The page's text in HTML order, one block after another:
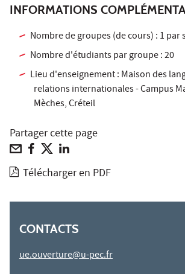
INFORMATIONS
Nombre de groupes (de cours) : 1 par
Nombre d'étudiants par groupe : 20
Lieu d'enseignement : Maison des
relations internationales - Campus
Mèches, Créteil
Partager cette page
Télécharger en PDF
CONTACTS
ue.ouverture@u-pec.fr